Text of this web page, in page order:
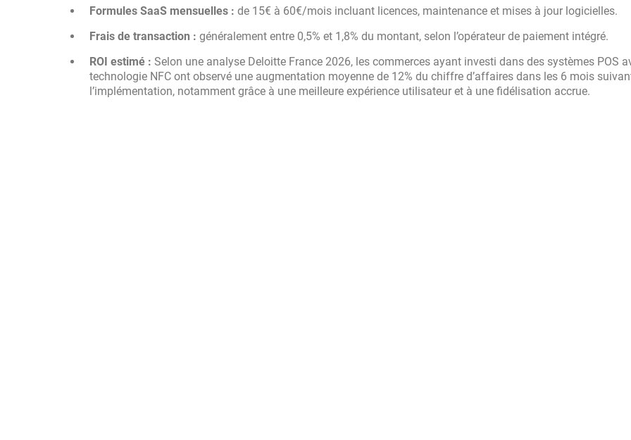
Formules SaaS mensuelles : de 15€ à 60€/mois incluant licences, maintenance et mises à jour logicielles.
Frais de transaction : généralement entre 0,5% et 1,8% du montant, selon l’opérateur de paiement intégré.
ROI estimé : Selon une analyse Deloitte France 2026, les commerces ayant investi dans des systèmes POS
technologie NFC ont observé une augmentation moyenne de 12% du chiffre d’affaires dans les 6 mois
l’implémentation, notamment grâce à une meilleure expérience utilisateur et à une fidélisation accrue.